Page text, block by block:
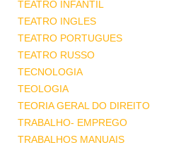
TEATRO INFANTIL
TEATRO INGLES
TEATRO PORTUGUES
TEATRO RUSSO
TECNOLOGIA
TEOLOGIA
TEORIA GERAL DO DIREITO
TRABALHO- EMPREGO
TRABALHOS MANUAIS